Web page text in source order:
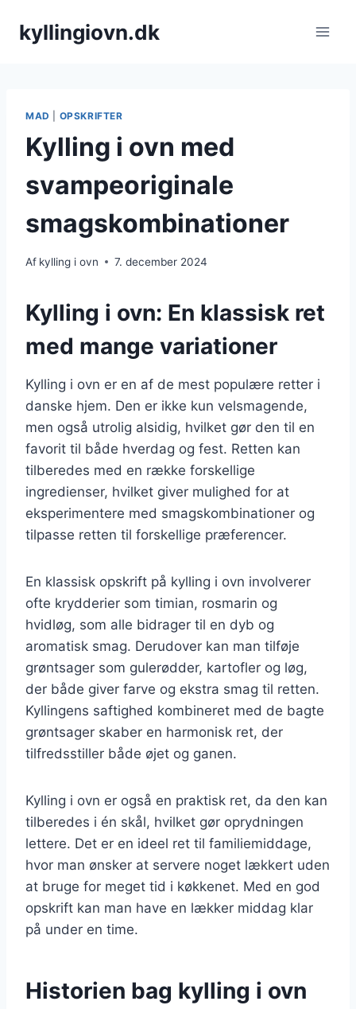
kyllingiovn.dk
MAD OPSKRIFTER
Kylling i ovn med
svampeoriginale
smagskombinationer
Af kylling i ovn 7. december 2024
Kylling i ovn: En klassisk ret
med mange variationer
Kylling i ovn er en af de mest populære retter i
danske hjem. Den er ikke kun velsmagende,
men også utrolig alsidig, hvilket gør den til en
favorit til både hverdag og fest. Retten kan
tilberedes med en række forskellige
ingredienser, hvilket giver mulighed for at
eksperimentere med smagskombinationer og
tilpasse retten til forskellige præferencer.
En klassisk opskrift på kylling i ovn involverer
ofte krydderier som timian, rosmarin og
hvidløg, som alle bidrager til en dyb og
aromatisk smag. Derudover kan man tilføje
grøntsager som gulerødder, kartofler og løg,
der både giver farve og ekstra smag til retten.
Kyllingens saftighed kombineret med de bagte
grøntsager skaber en harmonisk ret, der
tilfredsstiller både øjet og ganen.
Kylling i ovn er også en praktisk ret, da den kan
tilberedes i én skål, hvilket gør oprydningen
lettere. Det er en ideel ret til familiemiddage,
hvor man ønsker at servere noget lækkert uden
at bruge for meget tid i køkkenet. Med en god
opskrift kan man have en lækker middag klar
på under en time.
Historien bag kylling i ovn